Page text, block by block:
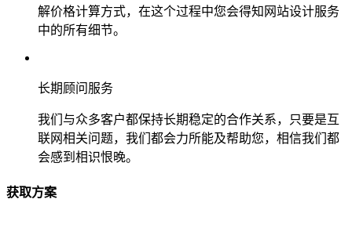
解价格计算方式，在这个过程中您会得知网站设计服务
中的所有细节。
长期顾问服务
我们与众多客户都保持长期稳定的合作关系，只要是互
联网相关问题，我们都会力所能及帮助您，相信我们都
会感到相识恨晚。
获取方案